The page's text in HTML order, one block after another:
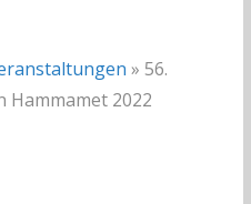
» 56.
Hammamet 2022